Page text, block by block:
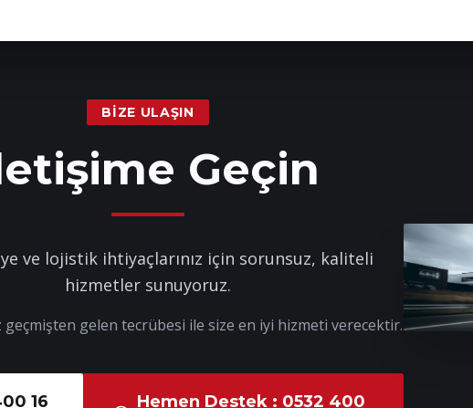
BIZE ULAŞIN
Geçin
ve lojistik ihtiyaçlarınız için sorunsuz, kaliteli
hizmetler sunuyoruz.
geçmişten gelen tecrübesi ile size en iyi hizmeti verecektir.
16
Hemen Destek : 0532 400